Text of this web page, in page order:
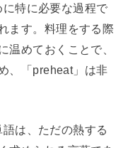
特に必要な過程で
ます。料理をする際
温めておくことで、
、「preheat」は非
は、ただの熱する